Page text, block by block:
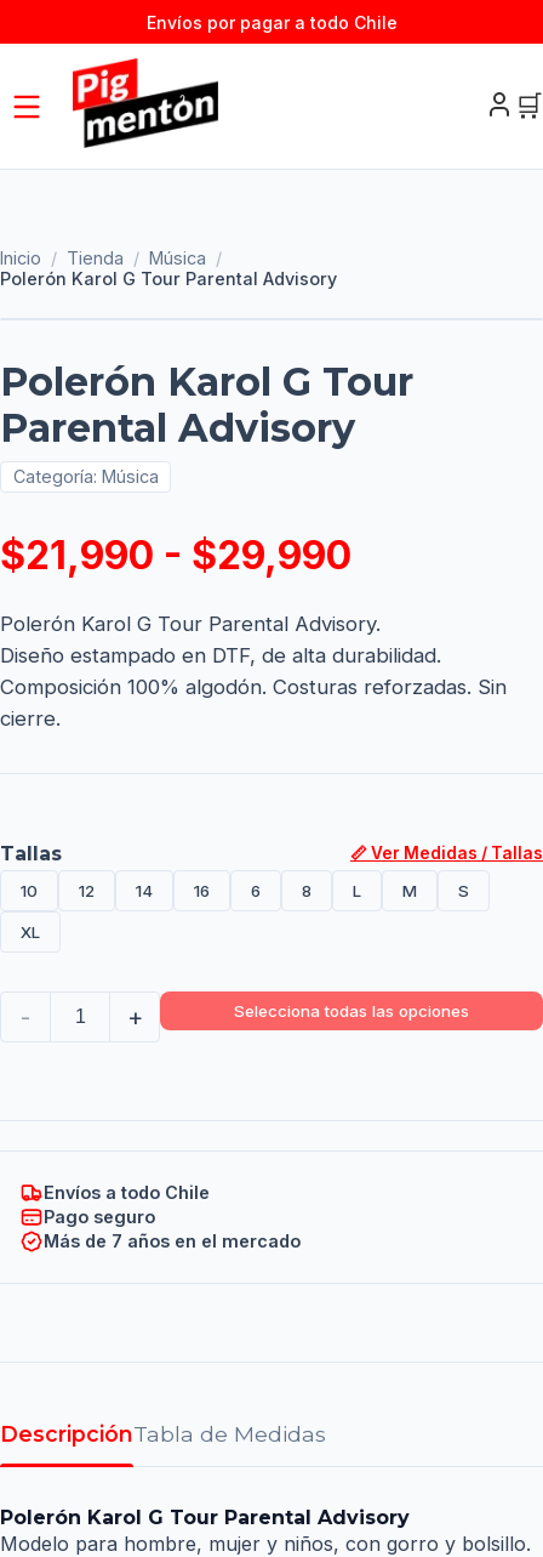
Envíos por pagar a todo Chile
🛒
Inicio / Tienda / Música /
Polerón Karol G Tour Parental Advisory
Polerón Karol G Tour
Parental Advisory
Categoría: Música
$21,990 - $29,990
Polerón Karol G Tour Parental Advisory.
Diseño estampado en DTF, de alta durabilidad.
Composición 100% algodón. Costuras reforzadas. Sin
cierre.
Tallas
📏 Ver Medidas / Tallas
10
12 14 16 6 8 L M S
XL
- + Selecciona todas las opciones
Envíos a todo Chile
Pago seguro
Más de 7 años en el mercado
DescripciónTabla de Medidas
Polerón Karol G Tour Parental Advisory
Modelo para hombre, mujer y niños, con gorro y bolsillo.